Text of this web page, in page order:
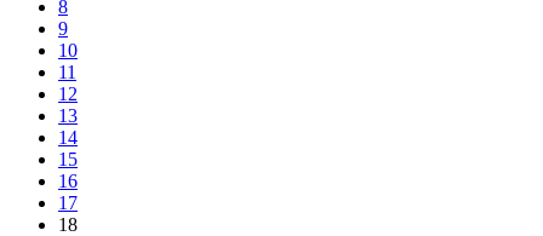
8
9
10
11
12
13
14
15
16
17
18